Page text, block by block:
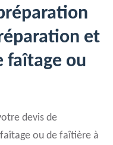
et
faîtage ou
devis de
ou de faîtière à